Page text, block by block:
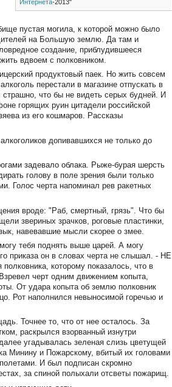
Интернета-2013"
пустая могила, к которой можно было
на Большую землю. Да там и
создание, приблудившееся
вдвоем с полковником.
продуктовый паек. Но жить совсем
перестали в магазине отпускать в
что бы не видеть серых будней. И
горящих руин цитадели российской
из его кошмаров. Рассказы
допивавшихся не только до
задевало облака. Рыже-бурая шерсть
голову в поле зрения были только
Голос черта напоминал рев ракетных
вроде: "Раб, смертный, грязь". Что бы
звериных зрачков, роговые пластинки,
навевавшие мысли скорее о змее.
тебя поднять выше царей. А могу
приказа он в словах черта не слышал. - НЕ
которому показалось, что в
черт одним движением копыта,
От удара копыта об землю полковник
Рот наполнился невыносимой горечью и
Точнее то, что от нее осталось. За
раскрылся взорванный изнутри
угадывалась зеленая слизь цветущей
Минину и Пожарскому, вбитый их головами
И был подписан скромно
за спиной полыхали отсветы пожарищ.